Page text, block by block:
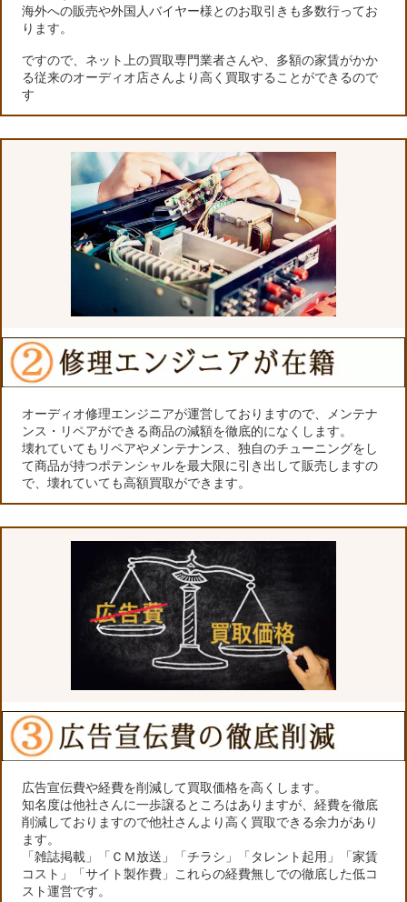
海外への販売や外国人バイヤー様とのお取引きも多数行ってお
ります。
ですので、ネット上の買取専門業者さんや、多額の家賃がかか
る従来のオーディオ店さんより高く買取することができるので
す
オーディオ修理エンジニアが運営しておりますので、メンテナ
ンス・リペアができる商品の減額を徹底的になくします。
壊れていてもリペアやメンテナンス、独自のチューニングをし
て商品が持つポテンシャルを最大限に引き出して販売しますの
で、壊れていても高額買取ができます。
広告宣伝費や経費を削減して買取価格を高くします。
知名度は他社さんに一歩譲るところはありますが、経費を徹底
削減しておりますので他社さんより高く買取できる余力があり
ます。
「雑誌掲載」「ＣＭ放送」「チラシ」「タレント起用」「家賃
コスト」「サイト製作費」これらの経費無しでの徹底した低コ
スト運営です。